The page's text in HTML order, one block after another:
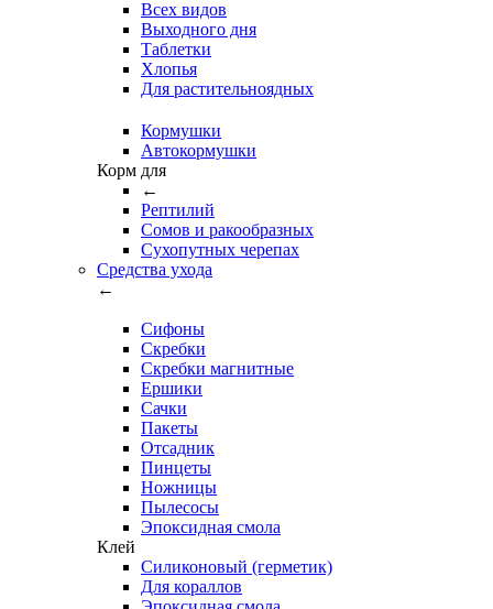
Всех видов
Выходного дня
Таблетки
Хлопья
Для растительноядных
Кормушки
Автокормушки
Корм для
←
Рептилий
Сомов и ракообразных
Сухопутных черепах
Средства ухода
←
Сифоны
Скребки
Скребки магнитные
Ершики
Сачки
Пакеты
Отсадник
Пинцеты
Ножницы
Пылесосы
Эпоксидная смола
Клей
Силиконовый (герметик)
Для кораллов